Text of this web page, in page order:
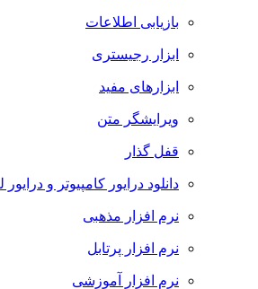
بازیابی اطلاعات
ابزار رجیستری
ابزارهای مفید
ویرایشگر متن
قفل گذار
دانلود درایور کامپیوتر و درایور لپ تاپ
نرم افزار مذهبی
نرم افزار پرتابل
نرم افزار آموزشی